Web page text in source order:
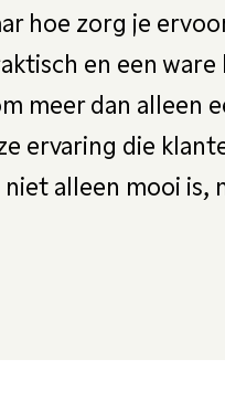
hoe zorg je
en een
meer dan alleen
ervaring die
alleen mooi is,